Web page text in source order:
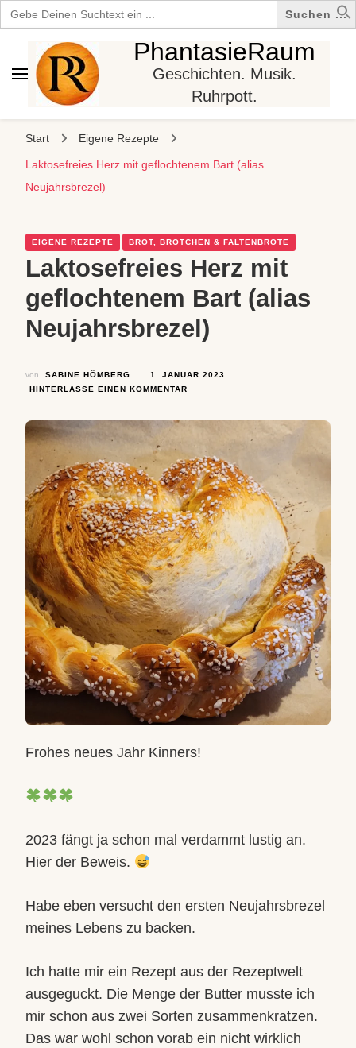
Search
for:
PhantasieRaum
Geschichten. Musik.
Ruhrpott.
Start Eigene Rezepte
Laktosefreies Herz mit geflochtenem Bart (alias
Neujahrsbrezel)
EIGENE REZEPTE BROT, BRÖTCHEN & FALTENBROTE
Laktosefreies Herz mit
geflochtenem Bart (alias
Neujahrsbrezel)
von SABINE HÖMBERG
1. JANUAR 2023
HINTERLASSE EINEN KOMMENTAR
BART (ALIAS
NEUJAHRSBREZEL)
Frohes neues Jahr Kinners!
2023 fängt ja schon mal verdammt lustig an.
Hier der Beweis.
Habe eben versucht den ersten Neujahrsbrezel
meines Lebens zu backen.
Ich hatte mir ein Rezept aus der Rezeptwelt
ausgeguckt. Die Menge der Butter musste ich
mir schon aus zwei Sorten zusammenkratzen.
Das war wohl schon vorab ein nicht wirklich